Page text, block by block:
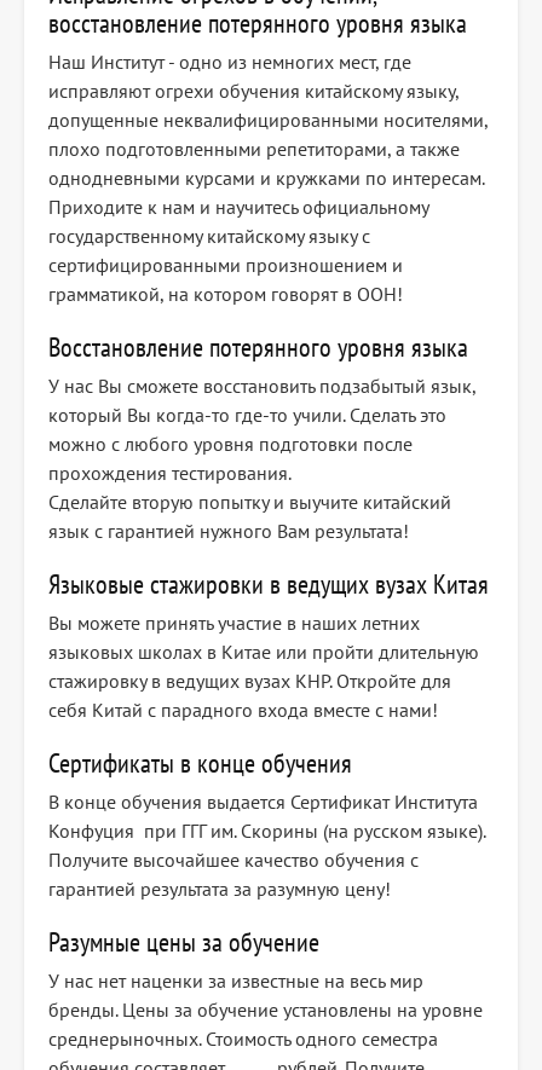
восстановление потерянного уровня языка
Наш Институт - одно из немногих мест, где
исправляют огрехи обучения китайскому языку,
допущенные неквалифицированными носителями,
плохо подготовленными репетиторами, а также
однодневными курсами и кружками по интересам.
Приходите к нам и научитесь официальному
государственному китайскому языку с
сертифицированными произношением и
грамматикой, на котором говорят в ООН!
Восстановление потерянного уровня языка
У нас Вы сможете восстановить подзабытый язык,
который Вы когда-то где-то учили. Сделать это
можно с любого уровня подготовки после
прохождения тестирования.
Сделайте вторую попытку и выучите китайский
язык с гарантией нужного Вам результата!
Языковые стажировки в ведущих вузах Китая
Вы можете принять участие в наших летних
языковых школах в Китае или пройти длительную
стажировку в ведущих вузах КНР. Откройте для
себя Китай с парадного входа вместе с нами!
Сертификаты в конце обучения
В конце обучения выдается Сертификат Института
Конфуция при ГГГ им. Скорины (на русском языке).
Получите высочайшее качество обучения с
гарантией результата за разумную цену!
Разумные цены за обучение
У нас нет наценки за известные на весь мир
бренды. Цены за обучение установлены на уровне
среднерыночных. Стоимость одного семестра